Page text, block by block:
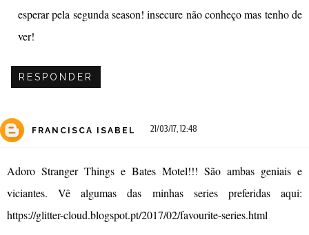
esperar pela segunda season! insecure não conheço mas tenho de
ver!
RESPONDER
FRANCISCA ISABEL 21/03/17, 12:48
Adoro Stranger Things e Bates Motel!!! São ambas geniais e
viciantes. Vê algumas das minhas series preferidas aqui:
https://glitter-cloud.blogspot.pt/2017/02/favourite-series.html